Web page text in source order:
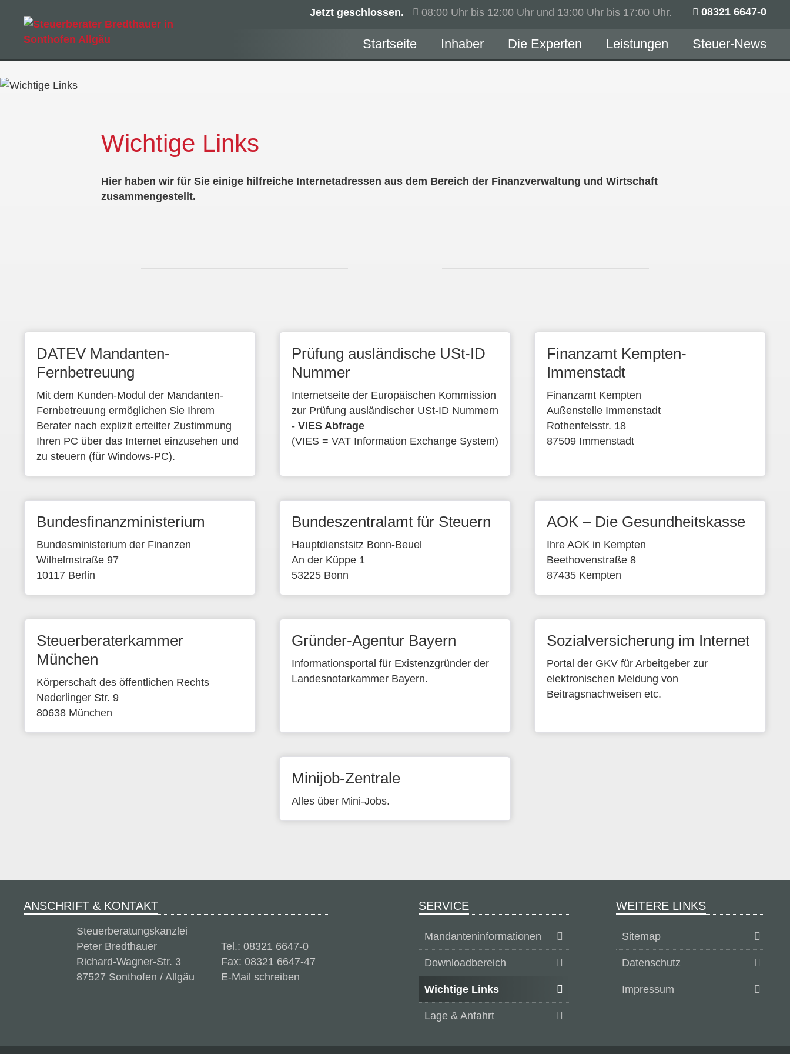
Jetzt geschlossen. 08:00 Uhr bis 12:00 Uhr und 13:00 Uhr bis 17:00 Uhr. 08321 6647-0
Startseite Inhaber Die Experten Leistungen Steuer-News
Wichtige Links
Hier haben wir für Sie einige hilfreiche Internetadressen aus dem Bereich der Finanzverwaltung und Wirtschaft
zusammengestellt.
DATEV Mandanten-
Fernbetreuung
Mit dem Kunden-Modul der Mandanten-
Fernbetreuung ermöglichen Sie Ihrem
Berater nach explizit erteilter Zustimmung
Ihren PC über das Internet einzusehen und
zu steuern (für Windows-PC).
Prüfung ausländische USt-ID
Nummer
Internetseite der Europäischen Kommission
zur Prüfung ausländischer USt-ID Nummern
- VIES Abfrage
(VIES = VAT Information Exchange System)
Finanzamt Kempten-
Immenstadt
Finanzamt Kempten
Außenstelle Immenstadt
Rothenfelsstr. 18
87509 Immenstadt
Bundesfinanzministerium
Bundesministerium der Finanzen
Wilhelmstraße 97
10117 Berlin
Bundeszentralamt für Steuern
Hauptdienstsitz Bonn-Beuel
An der Küppe 1
53225 Bonn
AOK – Die Gesundheitskasse
Ihre AOK in Kempten
Beethovenstraße 8
87435 Kempten
Steuerberaterkammer
München
Körperschaft des öffentlichen Rechts
Nederlinger Str. 9
80638 München
Gründer-Agentur Bayern
Informationsportal für Existenzgründer der
Landesnotarkammer Bayern.
Sozialversicherung im Internet
Portal der GKV für Arbeitgeber zur
elektronischen Meldung von
Beitragsnachweisen etc.
Minijob-Zentrale
Alles über Mini-Jobs.
ANSCHRIFT & KONTAKT
Steuerberatungskanzlei
Peter Bredthauer
Richard-Wagner-Str. 3
87527 Sonthofen / Allgäu
Tel.: 08321 6647-0
Fax: 08321 6647-47
E-Mail schreiben
SERVICE
Mandanteninformationen
Downloadbereich
Wichtige Links
Lage & Anfahrt
WEITERE LINKS
Sitemap
Datenschutz
Impressum